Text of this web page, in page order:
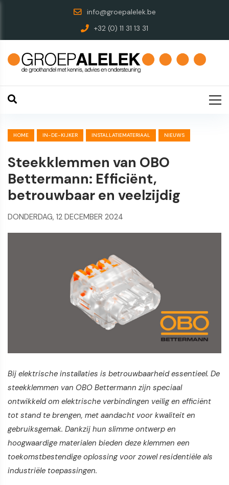
info@groepalelek.be
+32 (0) 11 31 13 31
HOME IN-DE-KIJKER INSTALLATIEMATERIAAL NIEUWS
Steekklemmen van OBO
Bettermann: Efficiënt,
betrouwbaar en veelzijdig
DONDERDAG, 12 DECEMBER 2024
Bij elektrische installaties is betrouwbaarheid essentieel. De
steekklemmen van OBO Bettermann zijn speciaal
ontwikkeld om elektrische verbindingen veilig en efficiënt
tot stand te brengen, met aandacht voor kwaliteit en
gebruiksgemak. Dankzij hun slimme ontwerp en
hoogwaardige materialen bieden deze klemmen een
toekomstbestendige oplossing voor zowel residentiële als
industriële toepassingen.